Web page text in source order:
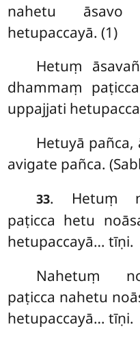
nahetu āsavo
hetupaccayā. (1)
Hetuṃ
dhammaṃ
uppajjati
Hetuyā
avigate pañca.
33. Hetuṃ
paṭicca hetu
hetupaccayā… tīṇi.
Nahetuṃ
paṭicca nahetu
hetupaccayā… tīṇi.